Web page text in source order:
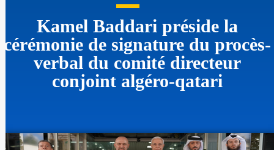
Kamel Baddari préside la
cérémonie de signature du procès-
verbal du comité directeur
conjoint algéro-qatari